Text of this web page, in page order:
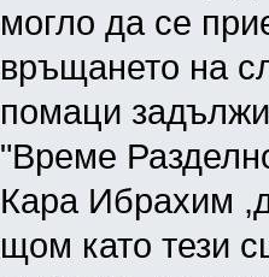
могло да се
връщането на
помаци
"Време
Кара Ибрахим
щом като тези